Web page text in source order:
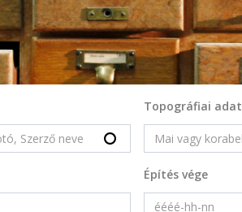
Topográfiai adat
Építés vége